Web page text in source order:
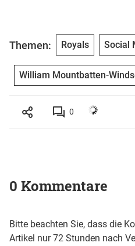
Themen: Royals Social
William Mountbatten-
0
0 Kommentare
Bitte beachten Sie, dass die
Artikel nur 72 Stunden nach